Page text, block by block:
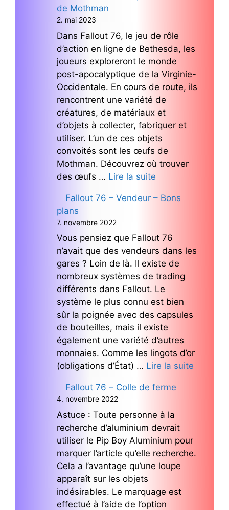
de Mothman
2. mai 2023
Dans Fallout 76, le jeu de rôle
d’action en ligne de Bethesda, les
joueurs exploreront le monde
post-apocalyptique de la Virginie-
Occidentale. En cours de route, ils
rencontrent une variété de
créatures, de matériaux et
d’objets à collecter, fabriquer et
utiliser. L’un de ces objets
convoités sont les œufs de
Mothman. Découvrez où trouver
des œufs … Lire la suite
Fallout 76 – Vendeur – Bons
plans
7. novembre 2022
Vous pensiez que Fallout 76
n’avait que des vendeurs dans les
gares ? Loin de là. Il existe de
nombreux systèmes de trading
différents dans Fallout. Le
système le plus connu est bien
sûr la poignée avec des capsules
de bouteilles, mais il existe
également une variété d’autres
monnaies. Comme les lingots d’or
(obligations d’État) … Lire la suite
Fallout 76 – Colle de ferme
4. novembre 2022
Astuce : Toute personne à la
recherche d’aluminium devrait
utiliser le Pip Boy Aluminium pour
marquer l’article qu’elle recherche.
Cela a l’avantage qu’une loupe
apparaît sur les objets
indésirables. Le marquage est
effectué à l’aide de l’option